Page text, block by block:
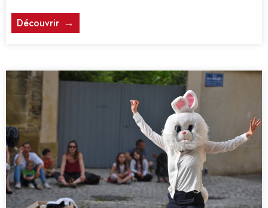
Découvrir